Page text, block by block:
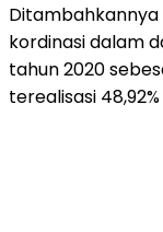
kordinasi dalam
tahun 2020
terealisasi